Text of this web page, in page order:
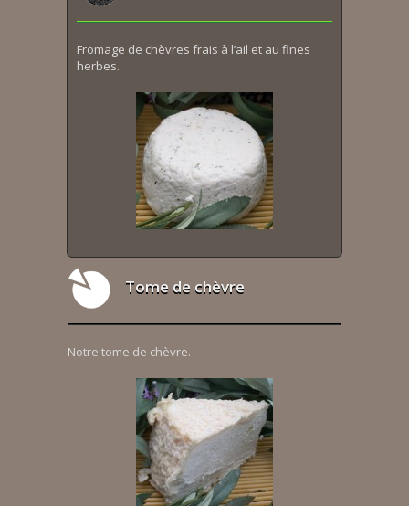
Fromage de chèvres frais à l’ail et au fines
herbes.
Tome de chèvre
Notre tome de chèvre.